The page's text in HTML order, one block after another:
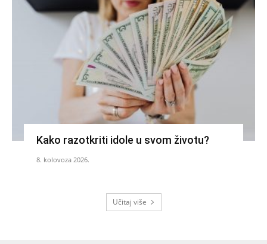
Kako razotkriti idole u svom životu?
8. kolovoza 2026.
Učitaj više